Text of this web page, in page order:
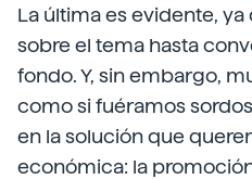
La última es evidente,
sobre el tema hasta
fondo. Y, sin embargo,
como si fuéramos
en la solución que
económica: la